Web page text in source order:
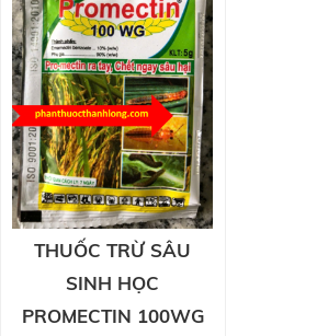
THUỐC TRỪ SÂU
SINH HỌC
PROMECTIN 100WG